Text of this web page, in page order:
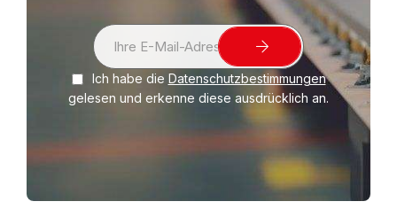
o
Ich habe die Datenschutzbestimmungen
gelesen und erkenne diese ausdrücklich an.